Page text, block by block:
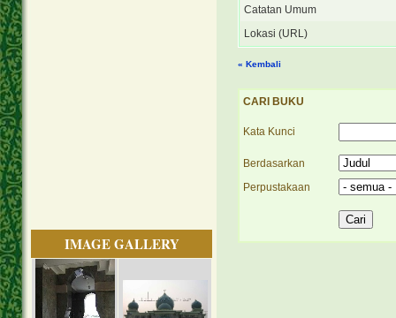
IMAGE GALLERY
Catatan Umum
Lokasi (URL)
« Kembali
CARI BUKU
Kata Kunci
Berdasarkan
Perpustakaan